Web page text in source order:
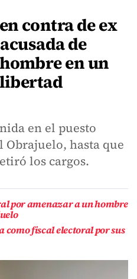
contra de ex
de
en un
en el puesto
Obrajuelo, hasta que
los cargos.
por amenazar a un hombre
como fiscal electoral por sus